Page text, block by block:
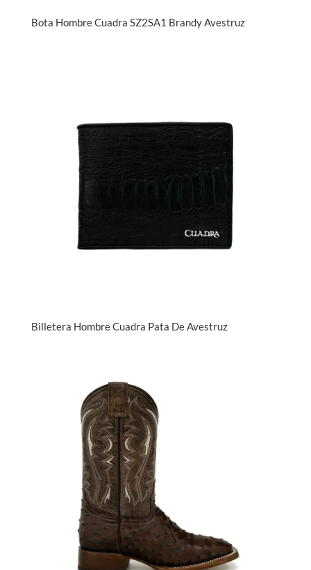
Bota Hombre Cuadra SZ2SA1 Brandy Avestruz
Billetera Hombre Cuadra Pata De Avestruz